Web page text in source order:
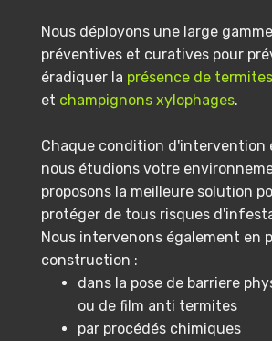
Nous déployons une large
préventives et curatives pour
éradiquer la présence de termites
et champignons xylophages.
Chaque condition d'intervention
nous étudions votre
proposons la meilleure solution
protéger de tous risques
Nous intervenons également en
construction :
dans la pose de barriere
ou de film anti termites
par procédés chimiques